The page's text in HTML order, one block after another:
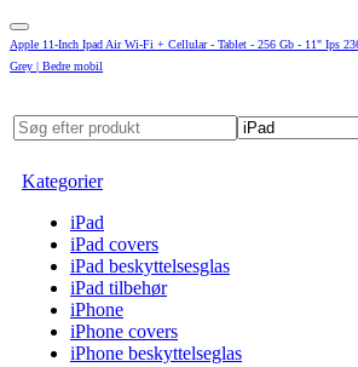
Apple 11-Inch Ipad Air Wi-Fi + Cellular - Tablet - 256 Gb - 11" Ips
Grey | Bedre mobil
Kategorier
iPad
iPad covers
iPad beskyttelsesglas
iPad tilbehør
iPhone
iPhone covers
iPhone beskyttelseglas